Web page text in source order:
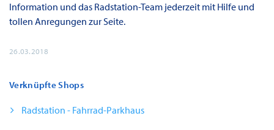
Information und das Radstation-Team jederzeit mit Hilfe und
tollen Anregungen zur Seite.
26.03.2018
Verknüpfte Shops
Radstation - Fahrrad-Parkhaus